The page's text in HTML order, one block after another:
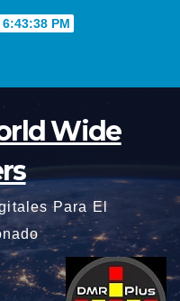
6:43:39 PM
Wide
Para El